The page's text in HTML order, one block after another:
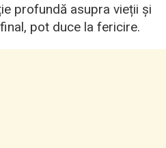
profundă asupra vieții și
pot duce la fericire.